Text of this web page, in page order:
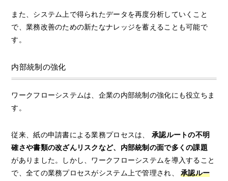
また、システム上で得られたデータを再度分析していくこと
で、業務改善のための新たなナレッジを蓄えることも可能で
す。
内部統制の強化
ワークフローシステムは、企業の内部統制の強化にも役立ちま
す。
従来、紙の申請書による業務プロセスは、承認ルートの不明
確さや書類の改ざんリスクなど、内部統制の面で多くの課題
がありました。しかし、ワークフローシステムを導入すること
で、全ての業務プロセスがシステム上で管理され、承認ルー